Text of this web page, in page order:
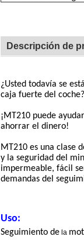
Descripción de
¿Usted todavía se
caja fuerte del
¡MT210 puede
ahorrar el dinero!
MT210 es una clase
y la seguridad del
impermeable, fácil
demandas del
Uso:
Seguimiento de la